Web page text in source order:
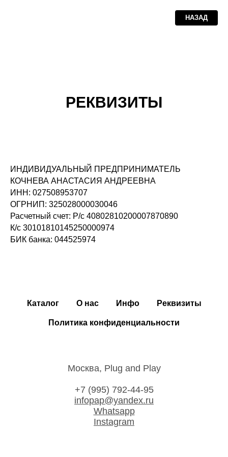
НАЗАД
РЕКВИЗИТЫ
ИНДИВИДУАЛЬНЫЙ ПРЕДПРИНИМАТЕЛЬ
КОЧНЕВА АНАСТАСИЯ АНДРЕЕВНА
ИНН: 027508953707
ОГРНИП: 325028000030046
Расчетный счет: Р/с 40802810200007870890
К/с 30101810145250000974
БИК банка: 044525974
Каталог О нас Инфо Реквизиты
Политика конфиденциальности
Москва, Plug and Play
+7 (995) 792-44-95
infopap@yandex.ru
Whatsapp
Instagram